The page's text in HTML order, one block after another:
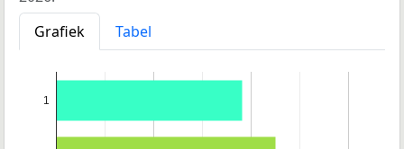
Grafiek
Tabel
1